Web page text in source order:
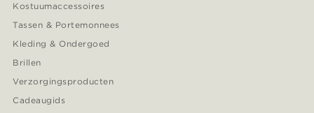
Kostuumaccessoires
Tassen & Portemonnees
Kleding & Ondergoed
Brillen
Verzorgingsproducten
Cadeaugids